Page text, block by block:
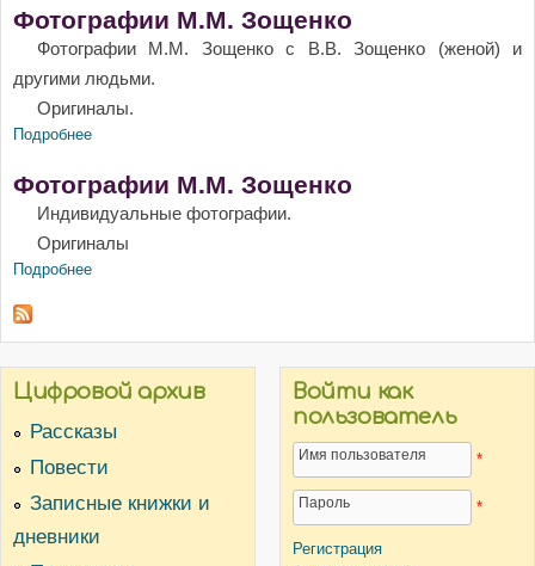
Фотографии М.М. Зощенко
Фотографии М.М. Зощенко с В.В. Зощенко (женой) и
другими людьми.
Оригиналы.
Подробнее
Фотографии М.М. Зощенко
Индивидуальные фотографии.
Оригиналы
Подробнее
Цифровой архив
Рассказы
Повести
Записные книжки и
дневники
Войти как
пользователь
Имя пользователя *
Пароль *
Регистрация